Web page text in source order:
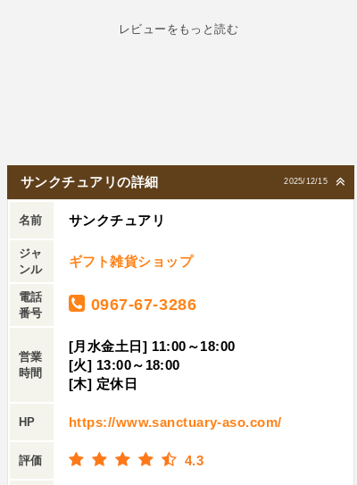
レビューをもっと読む
2025/12/15
サンクチュアリの詳細
名前 サンクチュアリ
ジャ
ンル
ギフト雑貨ショップ
電話
番号
0967-67-3286
営業
時間
[月水金土日] 11:00～18:00
[火] 13:00～18:00
[木] 定休日
HP https://www.sanctuary-aso.com/
評価 4.3